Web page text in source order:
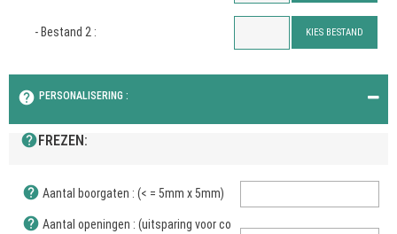
- Bestand 2 : KIES BESTAND
help PERSONALISERING :
helpFREZEN:
help Aantal boorgaten : (< = 5mm x 5mm)
help Aantal openingen : (uitsparing voor co